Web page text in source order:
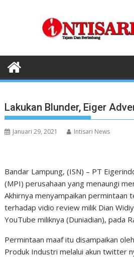
Lakukan Blunder, Eiger
Januari 29, 2021 Intisari News
Bandar Lampung, (ISN) – PT
(MPI) perusahaan yang menaungi
Akhirnya menyampaikan permintaan
terhadap vidio review milik Dian
YouTube miliknya (Duniadian), pada
Permintaan maaf itu disampaikan
Produk Industri melalui akun twitter